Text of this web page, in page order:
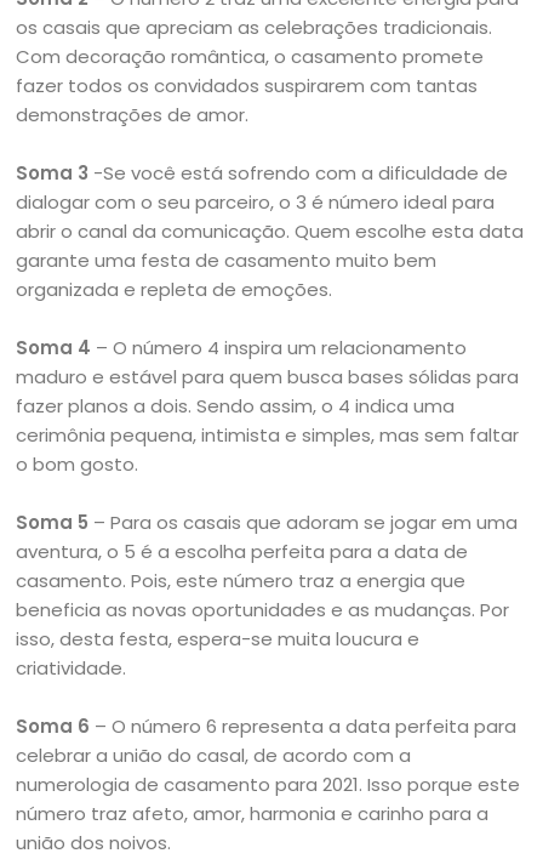
os casais que apreciam as celebrações tradicionais.
Com decoração romântica, o casamento promete
fazer todos os convidados suspirarem com tantas
demonstrações de amor.
Soma 3 -Se você está sofrendo com a dificuldade de
dialogar com o seu parceiro, o 3 é número ideal para
abrir o canal da comunicação. Quem escolhe esta data
garante uma festa de casamento muito bem
organizada e repleta de emoções.
Soma 4 – O número 4 inspira um relacionamento
maduro e estável para quem busca bases sólidas para
fazer planos a dois. Sendo assim, o 4 indica uma
cerimônia pequena, intimista e simples, mas sem faltar
o bom gosto.
Soma 5 – Para os casais que adoram se jogar em uma
aventura, o 5 é a escolha perfeita para a data de
casamento. Pois, este número traz a energia que
beneficia as novas oportunidades e as mudanças. Por
isso, desta festa, espera-se muita loucura e
criatividade.
Soma 6 – O número 6 representa a data perfeita para
celebrar a união do casal, de acordo com a
numerologia de casamento para 2021. Isso porque este
número traz afeto, amor, harmonia e carinho para a
união dos noivos.